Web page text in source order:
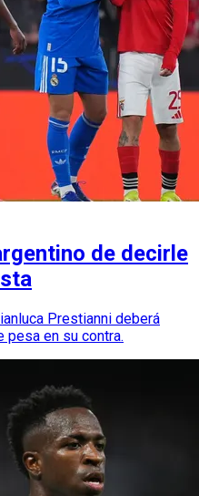
de decirle
Prestianni deberá
pesa en su contra.